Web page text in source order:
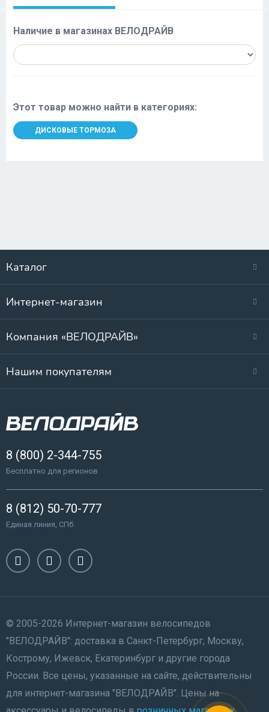
Наличие в магазинах ВЕЛОДРАЙВ
Этот товар можно найти в категориях:
ДИСКОВЫЕ ТОРМОЗА
Каталог
Интернет-магазин
Компания «ВЕЛОДРАЙВ»
Нашим покупателям
8 (800) 2-344-755
Бесплатно для регионов
8 (812) 50-70-777
Единая линия, СПб.
© 2005-2026 Интернет-магазин велосипедов
"ВЕЛОДРАЙВ": доставка в Санкт-Петербург, Москву,
Кострому, Ижевск, Екатеринбург и другие города
России. Все цены, указанные на сайте, действительны
для интернет-магазина "ВЕЛОДРАЙВ". Цены на